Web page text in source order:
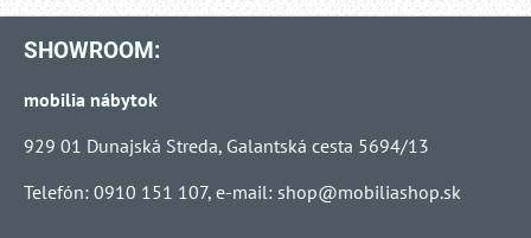
SHOWROOM:
mobilia nábytok
929 01 Dunajská Streda, Galantská cesta 5694/13
Telefón: 0910 151 107, e-mail: shop@mobiliashop.sk